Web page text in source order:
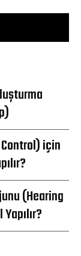
için
(Hearing